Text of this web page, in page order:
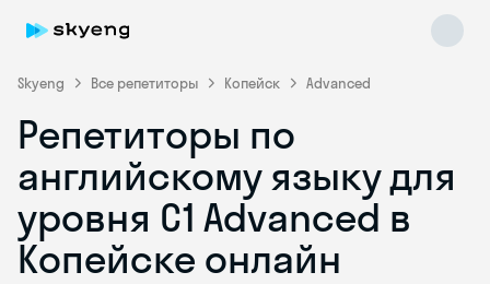
Skyeng Все репетиторы Копейск Advanced
Репетиторы по
английскому языку для
уровня C1 Advanced в
Копейске онлайн